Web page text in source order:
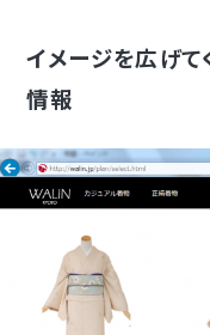
イメージを広げて
情報